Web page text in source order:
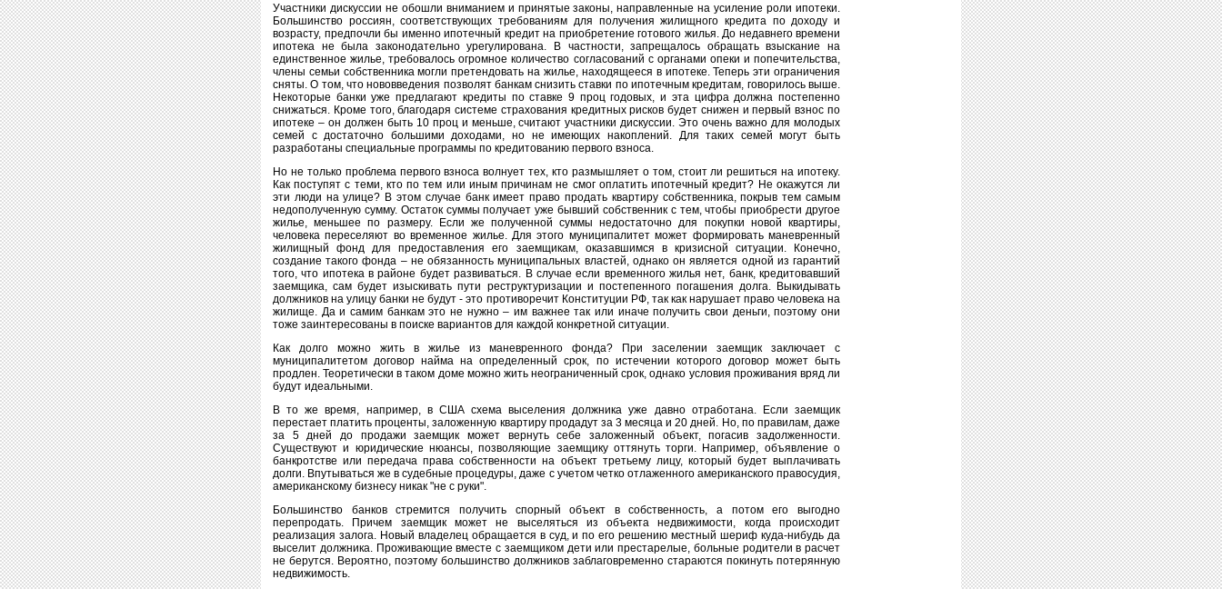
Участники дискуссии не обошли вниманием и принятые законы, направленные на усиление роли ипотеки.
Большинство россиян, соответствующих требованиям для получения жилищного кредита по доходу и
возрасту, предпочли бы именно ипотечный кредит на приобретение готового жилья. До недавнего времени
ипотека не была законодательно урегулирована. В частности, запрещалось обращать взыскание на
единственное жилье, требовалось огромное количество согласований с органами опеки и попечительства,
члены семьи собственника могли претендовать на жилье, находящееся в ипотеке. Теперь эти ограничения
сняты. О том, что нововведения позволят банкам снизить ставки по ипотечным кредитам, говорилось выше.
Некоторые банки уже предлагают кредиты по ставке 9 проц годовых, и эта цифра должна постепенно
снижаться. Кроме того, благодаря системе страхования кредитных рисков будет снижен и первый взнос по
ипотеке – он должен быть 10 проц и меньше, считают участники дискуссии. Это очень важно для молодых
семей с достаточно большими доходами, но не имеющих накоплений. Для таких семей могут быть
разработаны специальные программы по кредитованию первого взноса.
Но не только проблема первого взноса волнует тех, кто размышляет о том, стоит ли решиться на ипотеку.
Как поступят с теми, кто по тем или иным причинам не смог оплатить ипотечный кредит? Не окажутся ли
эти люди на улице? В этом случае банк имеет право продать квартиру собственника, покрыв тем самым
недополученную сумму. Остаток суммы получает уже бывший собственник с тем, чтобы приобрести другое
жилье, меньшее по размеру. Если же полученной суммы недостаточно для покупки новой квартиры,
человека переселяют во временное жилье. Для этого муниципалитет может формировать маневренный
жилищный фонд для предоставления его заемщикам, оказавшимся в кризисной ситуации. Конечно,
создание такого фонда – не обязанность муниципальных властей, однако он является одной из гарантий
того, что ипотека в районе будет развиваться. В случае если временного жилья нет, банк, кредитовавший
заемщика, сам будет изыскивать пути реструктуризации и постепенного погашения долга. Выкидывать
должников на улицу банки не будут - это противоречит Конституции РФ, так как нарушает право человека на
жилище. Да и самим банкам это не нужно – им важнее так или иначе получить свои деньги, поэтому они
тоже заинтересованы в поиске вариантов для каждой конкретной ситуации.
Как долго можно жить в жилье из маневренного фонда? При заселении заемщик заключает с
муниципалитетом договор найма на определенный срок, по истечении которого договор может быть
продлен. Теоретически в таком доме можно жить неограниченный срок, однако условия проживания вряд ли
будут идеальными.
В то же время, например, в США схема выселения должника уже давно отработана. Если заемщик
перестает платить проценты, заложенную квартиру продадут за 3 месяца и 20 дней. Но, по правилам, даже
за 5 дней до продажи заемщик может вернуть себе заложенный объект, погасив задолженности.
Существуют и юридические нюансы, позволяющие заемщику оттянуть торги. Например, объявление о
банкротстве или передача права собственности на объект третьему лицу, который будет выплачивать
долги. Впутываться же в судебные процедуры, даже с учетом четко отлаженного американского правосудия,
американскому бизнесу никак "не с руки".
Большинство банков стремится получить спорный объект в собственность, а потом его выгодно
перепродать. Причем заемщик может не выселяться из объекта недвижимости, когда происходит
реализация залога. Новый владелец обращается в суд, и по его решению местный шериф куда-нибудь да
выселит должника. Проживающие вместе с заемщиком дети или престарелые, больные родители в расчет
не берутся. Вероятно, поэтому большинство должников заблаговременно стараются покинуть потерянную
недвижимость.